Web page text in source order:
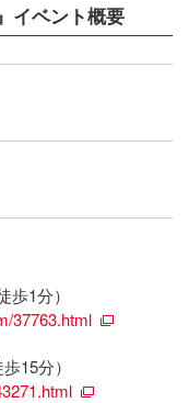
イベント概要
歩1分）
37763.html
15分）